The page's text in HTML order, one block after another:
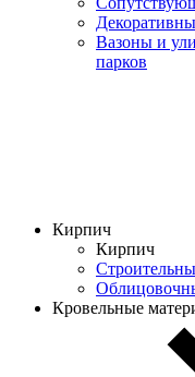
Вазоны и
парков
Кирпич
Кирпич
Кровельные